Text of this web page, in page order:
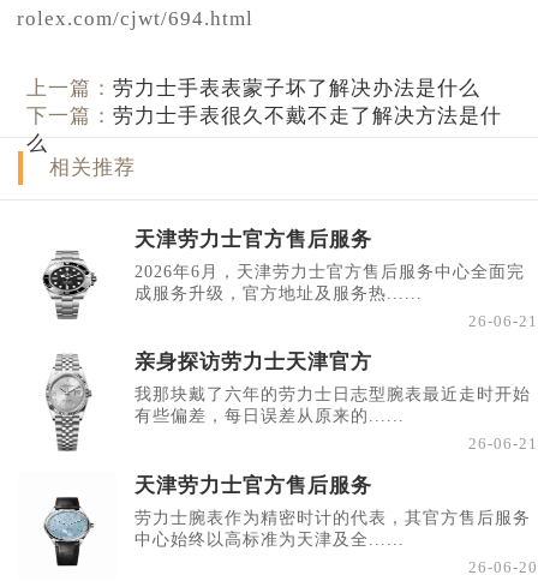
rolex.com/cjwt/694.html
上一篇：劳力士手表表蒙子坏了解决办法是什么
下一篇：劳力士手表很久不戴不走了解决方法是什
么
相关推荐
天津劳力士官方售后服务
2026年6月，天津劳力士官方售后服务中心全面完
成服务升级，官方地址及服务热......
26-06-21
亲身探访劳力士天津官方
我那块戴了六年的劳力士日志型腕表最近走时开始
有些偏差，每日误差从原来的......
26-06-21
天津劳力士官方售后服务
劳力士腕表作为精密时计的代表，其官方售后服务
中心始终以高标准为天津及全......
26-06-20